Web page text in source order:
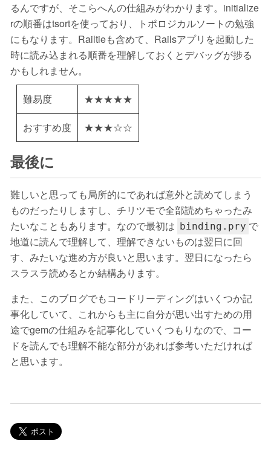
るんですが、そこらへんの仕組みがわかります。initialize
rの順番はtsortを使っており、トポロジカルソートの勉強
にもなります。Railtieも含めて、Railsアプリを起動した
時に読み込まれる順番を理解しておくとデバッグが捗る
かもしれません。
難易度 ★★★★★
おすすめ度 ★★★☆☆
最後に
難しいと思っても局所的にであれば意外と読めてしまう
ものだったりしますし、チリツモで全部読めちゃったみ
たいなこともあります。なので最初は binding.pry で
地道に読んで理解して、理解できないものは翌日に回
す、みたいな進め方が良いと思います。翌日になったら
スラスラ読めるとか結構あります。
また、このブログでもコードリーディングはいくつか記
事化していて、これからも主に自分が思い出すための用
途でgemの仕組みを記事化していくつもりなので、コー
ドを読んでも理解不能な部分があれば参考いただければ
と思います。